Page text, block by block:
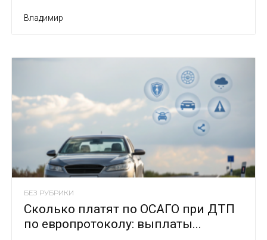
Владимир
БЕЗ РУБРИКИ
Сколько платят по ОСАГО при ДТП
по европротоколу: выплаты...